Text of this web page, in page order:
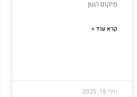
מיקום השן
קרא עוד »
יולי 16, 2025